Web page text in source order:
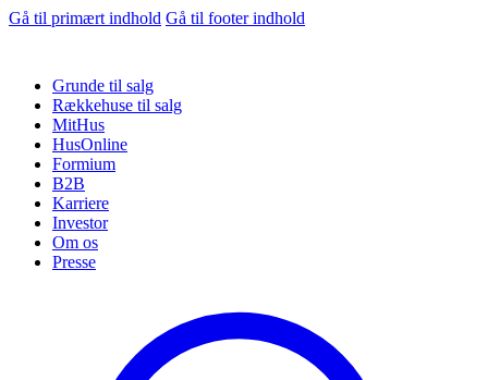
Gå til primært indhold Gå til footer indhold
Grunde til salg
Rækkehuse til salg
MitHus
HusOnline
Formium
B2B
Karriere
Investor
Om os
Presse